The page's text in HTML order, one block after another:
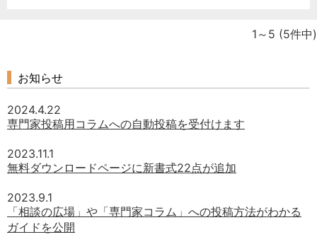
1～5 (5件中)
お知らせ
2024.4.22
専門家投稿用コラムへの自動投稿を受付けます
2023.11.1
無料ダウンロードページに新書式22点が追加
2023.9.1
「相談の広場」や「専門家コラム」への投稿方法がわかる
ガイドを公開